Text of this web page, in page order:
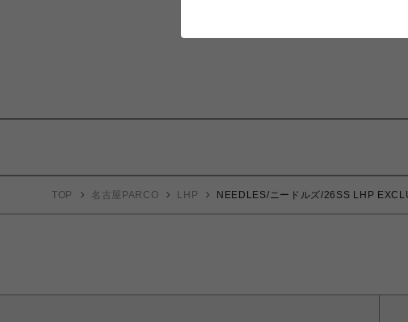
TOP 名古屋PARCO LHP NEEDLES/ニードルズ/26SS LHP